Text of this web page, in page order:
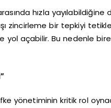
hızla
zincirleme bir tepkiyi
yol açabilir. Bu nedenle
yönetiminin kritik rol